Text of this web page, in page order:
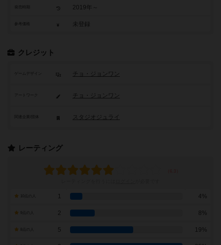
2019年～
参考価格 未登録
クレジット
ゲームデザイン チョ・ジョンワン
アートワーク チョ・ジョンワン
スタジオジュライ
レーティング
1 4%
2 8%
5 19%